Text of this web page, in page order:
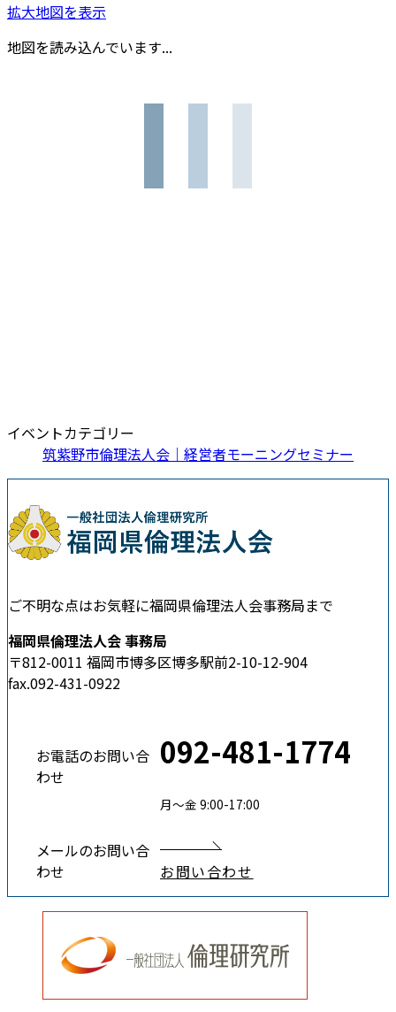
拡大地図を表示
地図を読み込んでいます...
イベントカテゴリー
筑紫野市倫理法人会｜経営者モーニングセミナー
ご不明な点はお気軽に福岡県倫理法人会事務局まで
福岡県倫理法人会 事務局
〒812-0011 福岡市博多区博多駅前2-10-12-904
fax.092-431-0922
お電話のお問い合
わせ
092-481-1774
月〜金 9:00-17:00
メールのお問い合
わせ
お問い合わせ